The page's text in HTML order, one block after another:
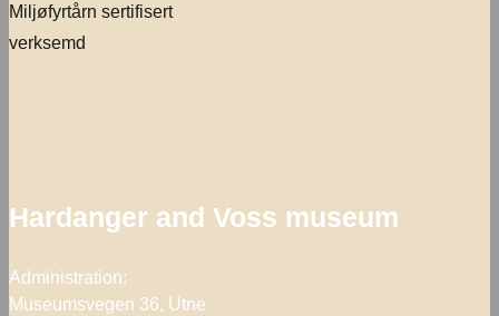
Hardanger and Voss museum
Administration:
Museumsvegen 36, Utne